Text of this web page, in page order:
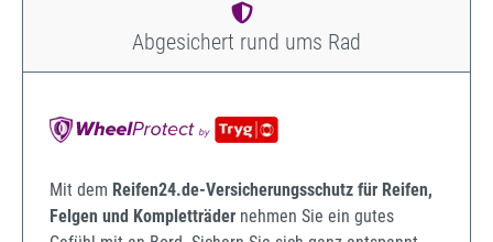
Abgesichert rund ums Rad
Mit dem Reifen24.de-Versicherungsschutz für Reifen,
Felgen und Kompletträder nehmen Sie ein gutes